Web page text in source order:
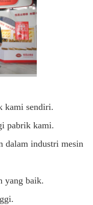
kami sendiri.
pabrik kami.
dalam industri mesin
yang baik.